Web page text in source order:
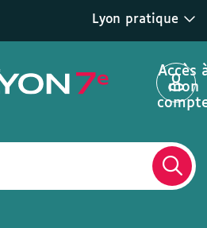
Lyon pratique
Accès
mon